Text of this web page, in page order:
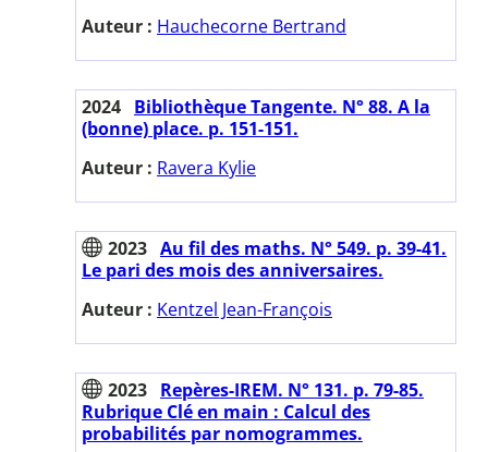
Auteur : Hauchecorne Bertrand
2024 Bibliothèque Tangente. N° 88. A la
(bonne) place. p. 151-151.
Auteur : Ravera Kylie
2023 Au fil des maths. N° 549. p. 39-41.
Le pari des mois des anniversaires.
Auteur : Kentzel Jean-François
2023 Repères-IREM. N° 131. p. 79-85.
Rubrique Clé en main : Calcul des
probabilités par nomogrammes.